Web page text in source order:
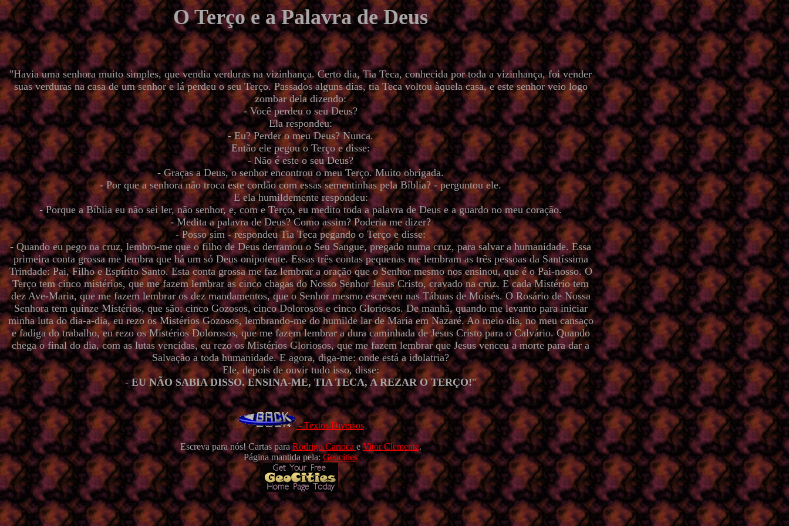
O Terço e a Palavra de Deus
"Havia uma senhora muito simples, que vendia verduras na vizinhança. Certo dia, Tia Teca, conhecida por toda a vizinhança, foi vender
suas verduras na casa de um senhor e lá perdeu o seu Terço. Passados alguns dias, tia Teca voltou àquela casa, e este senhor veio logo
zombar dela dizendo:
- Você perdeu o seu Deus?
Ela respondeu:
- Eu? Perder o meu Deus? Nunca.
Então ele pegou o Terço e disse:
- Não é este o seu Deus?
- Graças a Deus, o senhor encontrou o meu Terço. Muito obrigada.
- Por que a senhora não troca este cordão com essas sementinhas pela Bíblia? - perguntou ele.
E ela humildemente respondeu:
- Porque a Bíblia eu não sei ler, não senhor, e, com e Terço, eu medito toda a palavra de Deus e a guardo no meu coração.
- Medita a palavra de Deus? Como assim? Poderia me dizer?
- Posso sim - respondeu Tia Teca pegando o Terço e disse:
- Quando eu pego na cruz, lembro-me que o filho de Deus derramou o Seu Sangue, pregado numa cruz, para salvar a humanidade. Essa
primeira conta grossa me lembra que há um só Deus onipotente. Essas três contas pequenas me lembram as três pessoas da Santíssima
Trindade: Pai, Filho e Espírito Santo. Esta conta grossa me faz lembrar a oração que o Senhor mesmo nos ensinou, que é o Pai-nosso. O
Terço tem cinco mistérios, que me fazem lembrar as cinco chagas do Nosso Senhor Jesus Cristo, cravado na cruz. E cada Mistério tem
dez Ave-Maria, que me fazem lembrar os dez mandamentos, que o Senhor mesmo escreveu nas Tábuas de Moisés. O Rosário de Nossa
Senhora tem quinze Mistérios, que são: cinco Gozosos, cinco Dolorosos e cinco Gloriosos. De manhã, quando me levanto para iniciar
minha luta do dia-a-dia, eu rezo os Mistérios Gozosos, lembrando-me do humilde lar de Maria em Nazaré. Ao meio dia, no meu cansaço
e fadiga do trabalho, eu rezo os Mistérios Dolorosos, que me fazem lembrar a dura caminhada de Jesus Cristo para o Calvário. Quando
chega o final do dia, com as lutas vencidas, eu rezo os Mistérios Gloriosos, que me fazem lembrar que Jesus venceu a morte para dar a
Salvação a toda humanidade. E agora, diga-me: onde está a idolatria?
Ele, depois de ouvir tudo isso, disse:
-EU NÃO SABIA DISSO. ENSINA-ME, TIA TECA, A REZAR O TERÇO!"
- Textos Diversos
Escreva para nós! Cartas paraRodrigo Carioca eVitor Clemente.
Página mantida pela:Geocities